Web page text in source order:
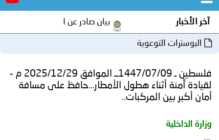
المجلس
مؤتمرات
و
اجتماعات
جهود
و
برامج
آخر الأخبار بيان صادر عن الأمانة العامة
البوسترات التوعوية
فلسطين ـ 1447/07/09ــ الموافق 2025/12/29 م -
لقيادة آمنة أثناء هطول الأمطار...حافظ على مسافة
أمان أكبر بين المركبات..
وزارة الداخلية